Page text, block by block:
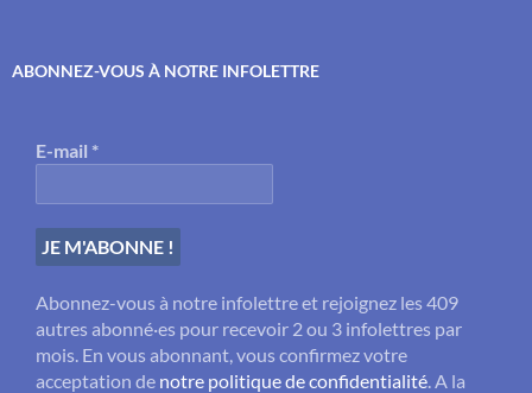
ABONNEZ-VOUS À NOTRE INFOLETTRE
E-mail *
Abonnez-vous à notre infolettre et rejoignez les 409
autres abonné·es pour recevoir 2 ou 3 infolettres par
mois. En vous abonnant, vous confirmez votre
acceptation de notre politique de confidentialité. A la